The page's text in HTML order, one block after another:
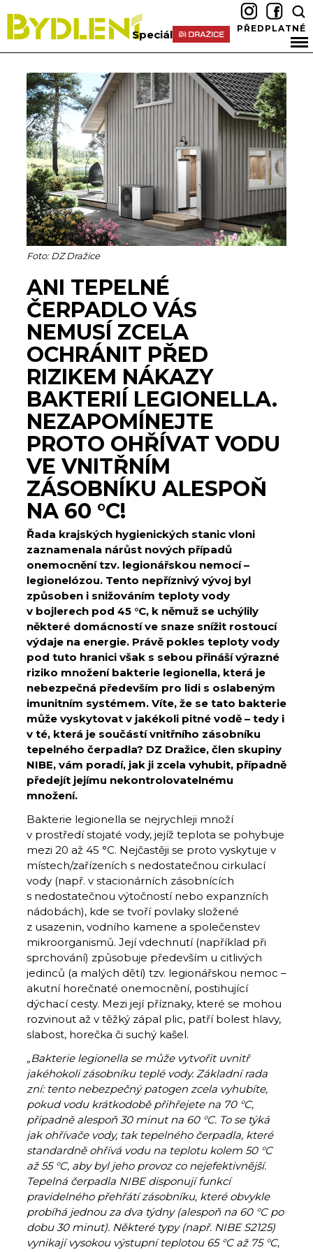
Speciál PŘEDPLATNÉ
Foto: DZ Dražice
ANI TEPELNÉ
ČERPADLO VÁS
NEMUSÍ ZCELA
OCHRÁNIT PŘED
RIZIKEM NÁKAZY
BAKTERIÍ LEGIONELLA.
NEZAPOMÍNEJTE
PROTO OHŘÍVAT VODU
VE VNITŘNÍM
ZÁSOBNÍKU ALESPOŇ
NA 60 °C!
Řada krajských hygienických stanic vloni
zaznamenala nárůst nových případů
onemocnění tzv. legionářskou nemocí –
legionelózou. Tento nepříznivý vývoj byl
způsoben i snižováním teploty vody
v bojlerech pod 45 °C, k němuž se uchýlily
některé domácností ve snaze snížit rostoucí
výdaje na energie. Právě pokles teploty vody
pod tuto hranici však s sebou přináší výrazné
riziko množení bakterie legionella, která je
nebezpečná především pro lidi s oslabeným
imunitním systémem. Víte, že se tato bakterie
může vyskytovat v jakékoli pitné vodě – tedy i
v té, která je součástí vnitřního zásobníku
tepelného čerpadla? DZ Dražice, člen skupiny
NIBE, vám poradí, jak ji zcela vyhubit, případně
předejít jejímu nekontrolovatelnému
množení.
Bakterie legionella se nejrychleji množí
v prostředí stojaté vody, jejíž teplota se pohybuje
mezi 20 až 45 °C. Nejčastěji se proto vyskytuje v
místech/zařízeních s nedostatečnou cirkulací
vody (např. v stacionárních zásobnících
s nedostatečnou výtočností nebo expanzních
nádobách), kde se tvoří povlaky složené
z usazenin, vodního kamene a společenstev
mikroorganismů. Její vdechnutí (například při
sprchování) způsobuje především u citlivých
jedinců (a malých dětí) tzv. legionářskou nemoc –
akutní horečnaté onemocnění, postihující
dýchací cesty. Mezi její příznaky, které se mohou
rozvinout až v těžký zápal plic, patří bolest hlavy,
slabost, horečka či suchý kašel.
„Bakterie legionella se může vytvořit uvnitř
jakéhokoli zásobníku teplé vody. Základní rada
zní: tento nebezpečný patogen zcela vyhubíte,
pokud vodu krátkodobě přihřejete na 70 °C,
případně alespoň 30 minut na 60 °C. To se týká
jak ohřívače vody, tak tepelného čerpadla, které
standardně ohřívá vodu na teplotu kolem 50 °C
až 55 °C, aby byl jeho provoz co nejefektivnější.
Tepelná čerpadla NIBE disponují funkcí
pravidelného přehřátí zásobníku, které obvykle
probíhá jednou za dva týdny (alespoň na 60 °C po
dobu 30 minut). Některé typy (např. NIBE S2125)
vynikají vysokou výstupní teplotou 65 °C až 75 °C,